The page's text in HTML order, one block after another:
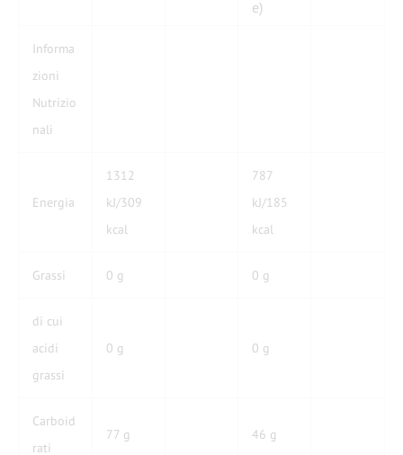
e)
Informa
zioni
Nutrizio
nali
Energia
1312
kJ/309
kcal
787
kJ/185
kcal
Grassi 0 g 0 g
di cui
acidi
grassi
0 g 0 g
Carboid
rati
77 g 46 g